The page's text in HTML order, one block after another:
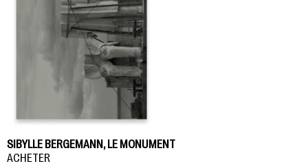
SIBYLLE BERGEMANN, LE MONUMENT
ACHETER